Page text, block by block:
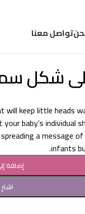
تواصل معنا
شكل
keep little heads
baby’s individual
a message
infants
إضافة